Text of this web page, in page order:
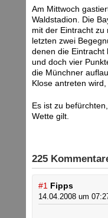
Am Mittwoch
Waldstadion. Die
mit der Eintracht zu
letzten zwei
denen die Eintracht
und doch vier
die Münchner
Klose antreten
Es ist zu
Wette gilt.
225
#1 Fipps
14.04.2008 um